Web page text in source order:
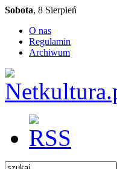
Sobota, 8 Sierpień
O nas
Regulamin
Archiwum